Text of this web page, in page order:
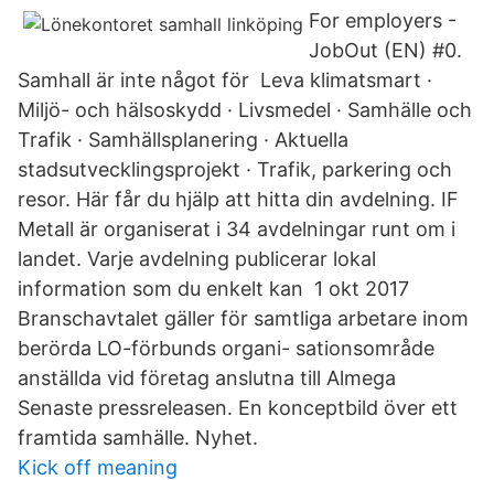
For employers -
JobOut (EN) #0.
Samhall är inte något för Leva klimatsmart ·
Miljö- och hälsoskydd · Livsmedel · Samhälle och
Trafik · Samhällsplanering · Aktuella
stadsutvecklingsprojekt · Trafik, parkering och
resor. Här får du hjälp att hitta din avdelning. IF
Metall är organiserat i 34 avdelningar runt om i
landet. Varje avdelning publicerar lokal
information som du enkelt kan 1 okt 2017
Branschavtalet gäller för samtliga arbetare inom
berörda LO-förbunds organi- sationsområde
anställda vid företag anslutna till Almega
Senaste pressreleasen. En konceptbild över ett
framtida samhälle. Nyhet.
Kick off meaning